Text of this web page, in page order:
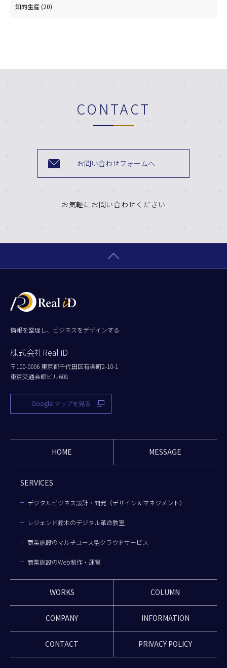
知的生産(20)
CONTACT
お問い合わせフォームへ
お気軽にお問い合わせください
情報を整理し、ビジネスをデザインする
株式会社Real iD
〒100-0006 東京都千代田区有楽町2-10-1
東京交通会館ビル608
Google マップを見る
HOME MESSAGE
SERVICES
デジタルビジネス設計・開発（デザイン＆マネジメント）
レジェンド鈴木のデジタル革命教室
商業施設のマルチユース型クラウドサービス
商業施設のWeb制作・運営
WORKS COLUMN
COMPANY INFORMATION
CONTACT PRIVACY POLICY